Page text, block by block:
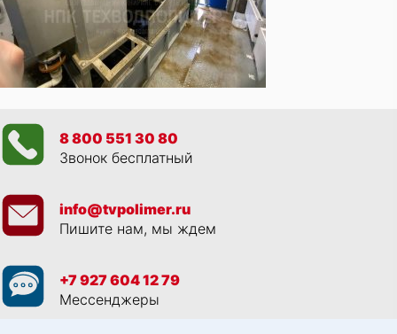
8 800 551 30 80
Звонок бесплатный
info@tvpolimer.ru
Пишите нам, мы ждем
+7 927 604 12 79
Мессенджеры